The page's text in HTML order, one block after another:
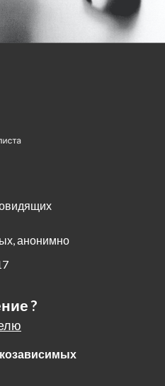
анонимно
?